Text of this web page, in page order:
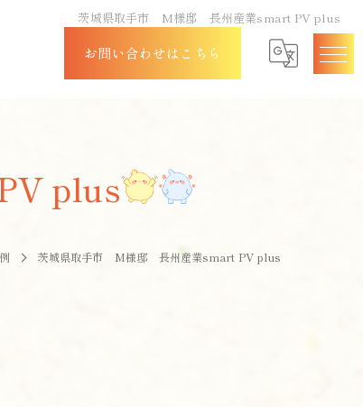
茨城県取手市 M様邸 長州産業smart PV plus
お問い合わせはこちら
plus
茨城県取手市 M様邸 長州産業smart PV plus